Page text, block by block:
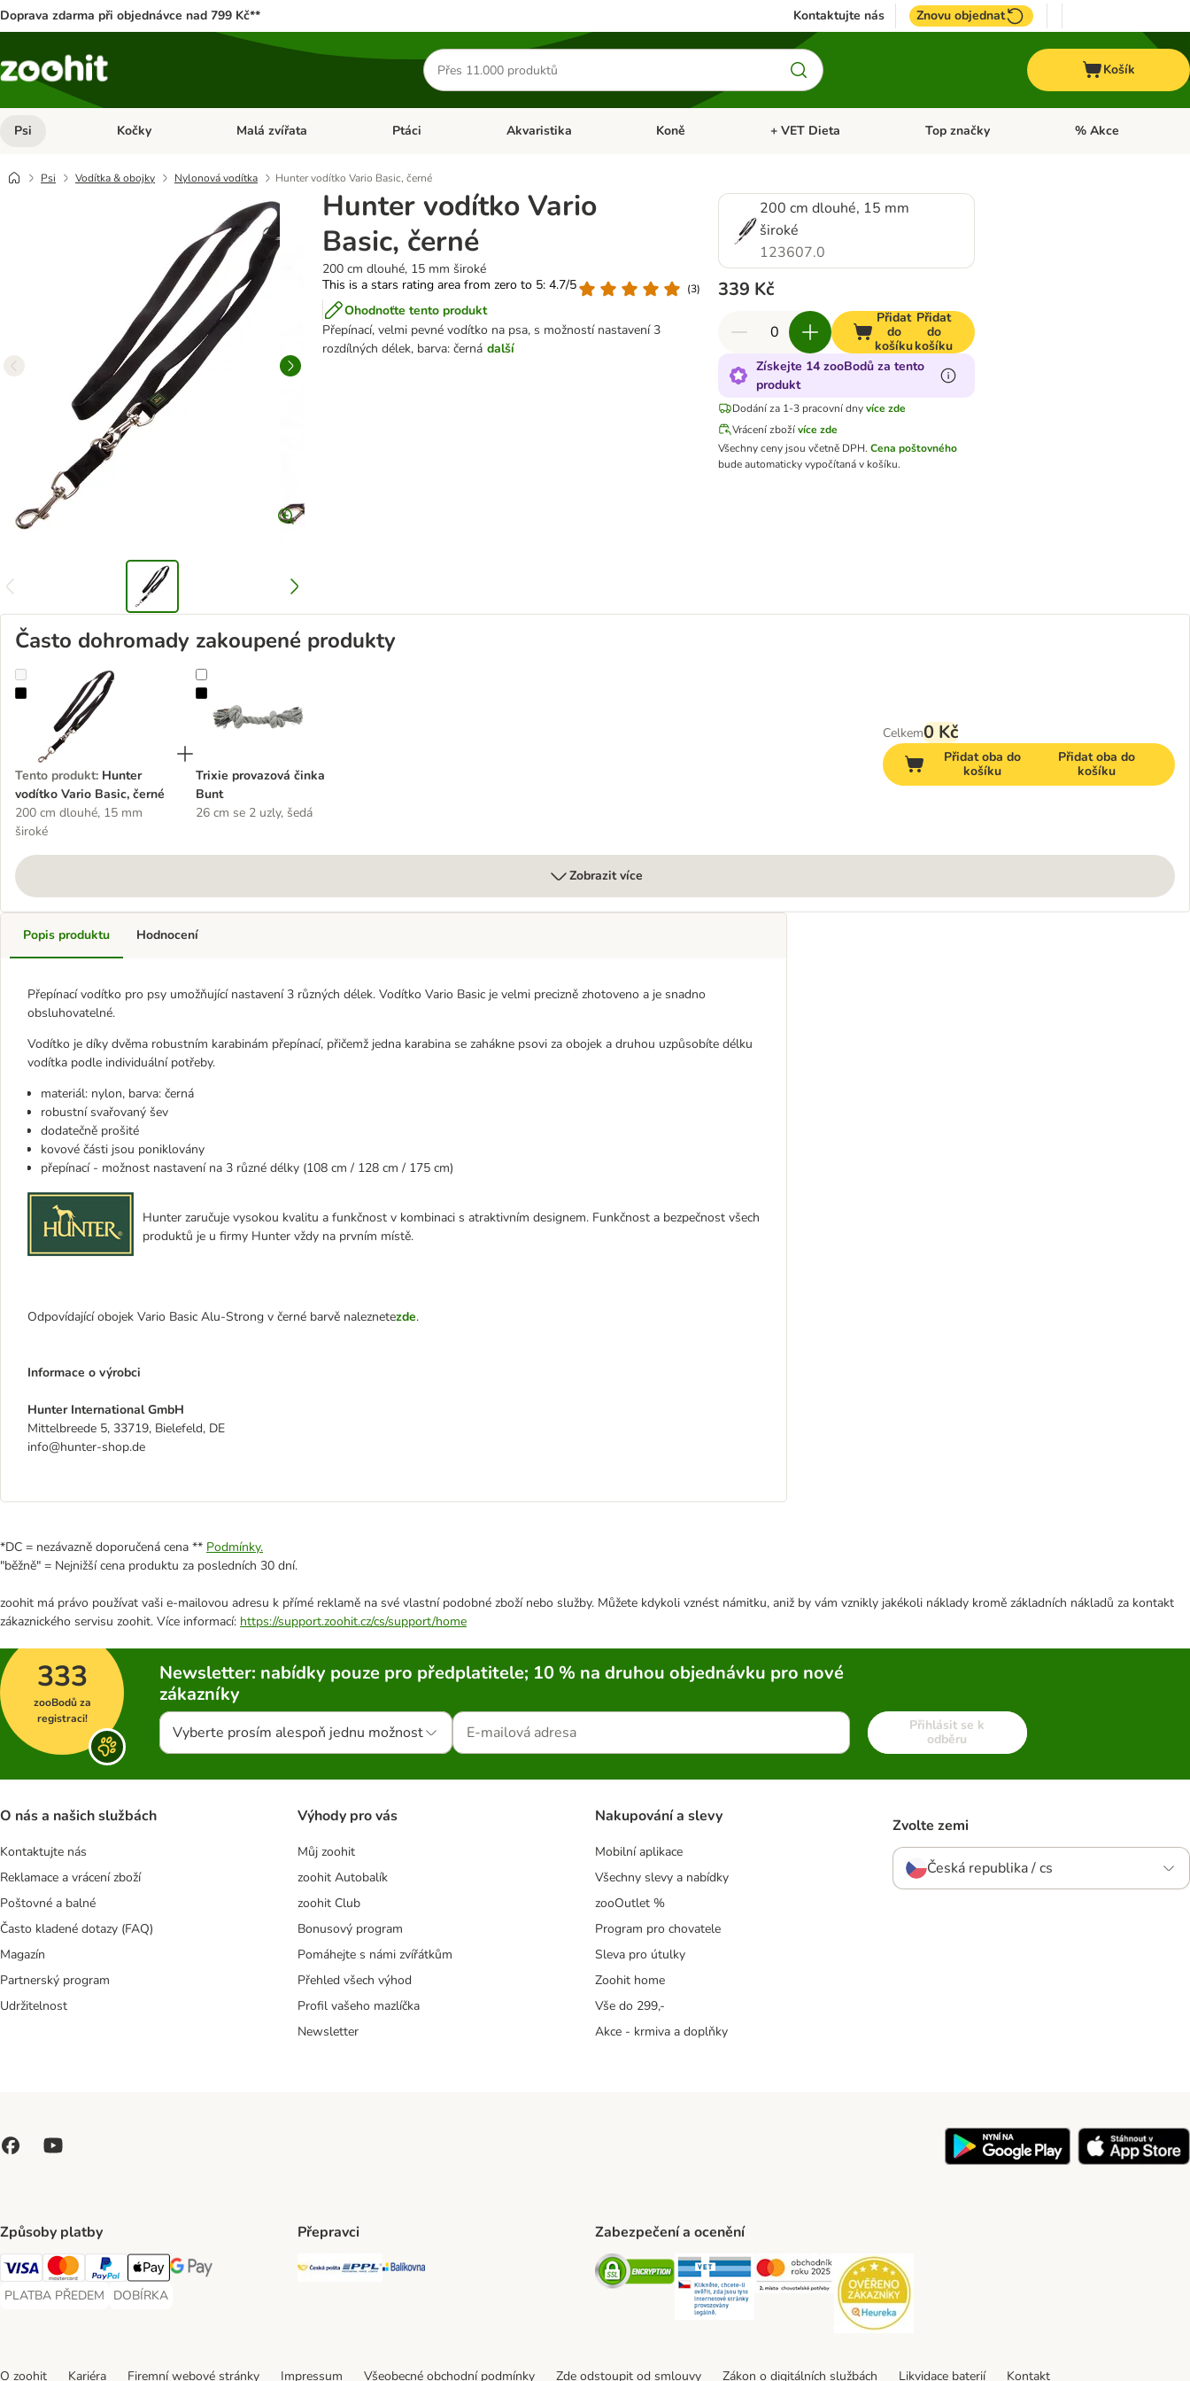
Doprava zdarma při objednávce nad 799 Kč** Kontaktujte nás Znovu objednat
Hledat
produkty
Košík
Psi Otevřít menu: Psi
Kočky Otevřít menu: Kočky
Malá zvířata Otevřít menu: Malá zvířata
Ptáci Otevřít menu: Ptáci
Akvaristika Otevřít menu: Akvaristika
Koně Otevřít menu: Koně
+ VET Dieta Otevřít menu: + VET Dieta
Top značky Otevřít menu: Top
% Akce
Psi Vodítka & obojky Nylonová vodítka Hunter vodítko Vario Basic, černé
Hunter vodítko Vario
Basic, černé
200 cm dlouhé, 15 mm široké
This is a stars rating area from zero to 5: 4.7/5
(3)
Ohodnoťte tento produkt
Přepínací, velmi pevné vodítko na psa, s možností nastavení 3
rozdílných délek, barva: černá další
200 cm dlouhé, 15 mm
široké
123607.0
339 Kč
Přidat
do
košíku
Přidat
do
košíku
Získejte 14 zooBodů za tento
produkt
Dodání za 1-3 pracovní dnyvíce zde
Vrácení zbožívíce zde
Všechny ceny jsou včetně DPH. Cena poštovného
bude automaticky vypočítaná v košíku.
Často dohromady zakoupené produkty
Hunter vodítko Vario Basic, černé
Tento produkt: Hunter
vodítko Vario Basic, černé
200 cm dlouhé, 15 mm
široké
Trixie provazová činka Bunt
Trixie provazová činka
Bunt
26 cm se 2 uzly, šedá
Celkem0 Kč
Přidat oba do
košíku
Přidat oba do
košíku
Zobrazit více
Popis produktu
Přepínací vodítko pro psy umožňující nastavení 3 různých délek. Vodítko Vario Basic je velmi precizně zhotoveno a je snadno
obsluhovatelné.
Vodítko je díky dvěma robustním karabinám přepínací, přičemž jedna karabina se zahákne psovi za obojek a druhou uzpůsobíte délku
vodítka podle individuální potřeby.
materiál: nylon, barva: černá
robustní svařovaný šev
dodatečně prošité
kovové části jsou poniklovány
přepínací - možnost nastavení na 3 různé délky (108 cm / 128 cm / 175 cm)
Hunter zaručuje vysokou kvalitu a funkčnost v kombinaci s atraktivním designem. Funkčnost a bezpečnost všech
produktů je u firmy Hunter vždy na prvním místě.
Odpovídající obojek Vario Basic Alu-Strong v černé barvě naleznetezde.
Informace o výrobci
Hunter International GmbH
Mittelbreede 5, 33719, Bielefeld, DE
info@hunter-shop.de
Hodnocení
*DC = nezávazně doporučená cena ** Podmínky.
"běžně" = Nejnižší cena produktu za posledních 30 dní.
zoohit má právo používat vaši e-mailovou adresu k přímé reklamě na své vlastní podobné zboží nebo služby. Můžete kdykoli vznést námitku, aniž by vám vznikly jakékoli náklady kromě základních nákladů za kontakt
zákaznického servisu zoohit. Více informací: https://support.zoohit.cz/cs/support/home
333
zooBodů za
registraci!
Newsletter: nabídky pouze pro předplatitele; 10 % na druhou objednávku pro nové
zákazníky
Vyberte prosím alespoň jednu možnost
Přihlásit se k
odběru
O nás a našich službách
Kontaktujte nás
Reklamace a vrácení zboží
Poštovné a balné
Často kladené dotazy (FAQ)
Magazín
Partnerský program
Udržitelnost
Výhody pro vás
Můj zoohit
zoohit Autobalík
zoohit Club
Bonusový program
Pomáhejte s námi zvířátkům
Přehled všech výhod
Profil vašeho mazlíčka
Newsletter
Nakupování a slevy
Mobilní aplikace
Všechny slevy a nabídky
zooOutlet %
Program pro chovatele
Sleva pro útulky
Zoohit home
Vše do 299,-
Akce - krmiva a doplňky
Zvolte zemi
Česká republika / cs
Způsoby platby
Visa Payment Method
Mastercard Payment Method
PayPal Payment Method
Apple pay Payment Method
GooglePay Payment Method
PLATBA PŘEDEM
PLATBA PŘEDEM Payment Method
DOBÍRKA
DOBÍRKA Payment Method
Přepravci
Česká pošta Shipping Method
PPL Shipping Method
Balíkovna Shipping Method
Zabezpečení a ocenění
Security Security Security
O zoohit Kariéra Firemní webové stránky Impressum Všeobecné obchodní podmínky Zde odstoupit od smlouvy Zákon o digitálních službách Likvidace baterií Kontakt